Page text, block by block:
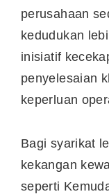
perusahaan
kedudukan
inisiatif
penyelesaian
keperluan
Bagi syarikat
kekangan
seperti